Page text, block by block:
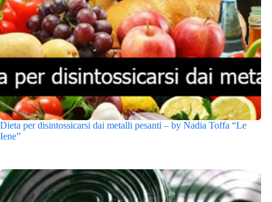
Dieta per disintossicarsi dai metalli pesanti – by Nadia Toffa “Le
Iene”